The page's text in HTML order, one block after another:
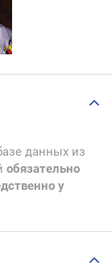
данных из
обязательно
у